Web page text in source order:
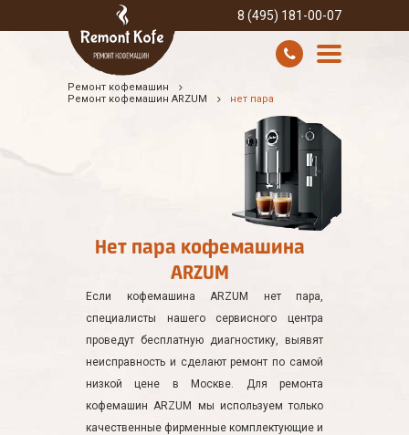
8 (495) 181-00-07
УСЛУГИ И ЦЕНЫ
Ремонт кофемашин
Ремонт кофемашин ARZUM
нет пара
Нет пара кофемашина
ARZUM
Если кофемашина ARZUM нет пара,
специалисты нашего сервисного центра
проведут бесплатную диагностику, выявят
неисправность и сделают ремонт по самой
низкой цене в Москве. Для ремонта
кофемашин ARZUM мы используем только
качественные фирменные комплектующие и